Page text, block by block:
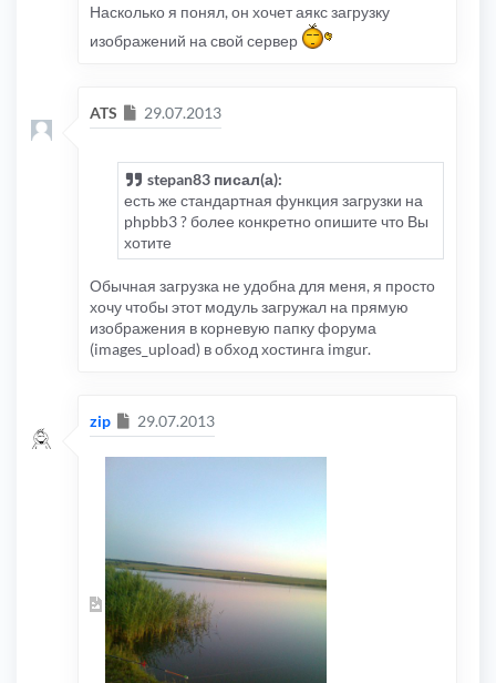
Насколько я понял, он хочет аякс загрузку
изображений на свой сервер
ATS Сообщение
29.07.2013
stepan83 писал(а):
есть же стандартная функция загрузки на
phpbb3 ? более конкретно опишите что Вы
хотите
Обычная загрузка не удобна для меня, я просто
хочу чтобы этот модуль загружал на прямую
изображения в корневую папку форума
(images_upload) в обход хостинга imgur.
zip Сообщение
29.07.2013